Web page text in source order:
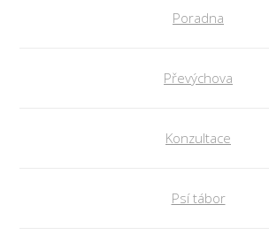
Poradna
Převýchova
Konzultace
Psí tábor